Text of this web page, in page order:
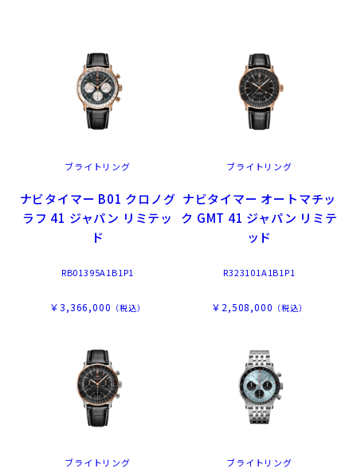
ブライトリング
ナビタイマー B01 クロノグ
ラフ 41 ジャパン リミテッ
ド
RB01395A1B1P1
￥3,366,000 （税込）
ブライトリング
ナビタイマー オートマチッ
ク GMT 41 ジャパン リミテ
ッド
R323101A1B1P1
￥2,508,000 （税込）
ブライトリング ブライトリング